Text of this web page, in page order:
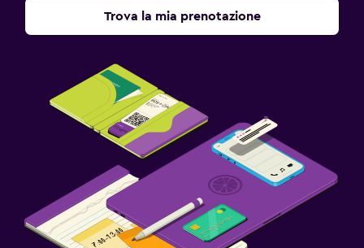
Trova la mia prenotazione